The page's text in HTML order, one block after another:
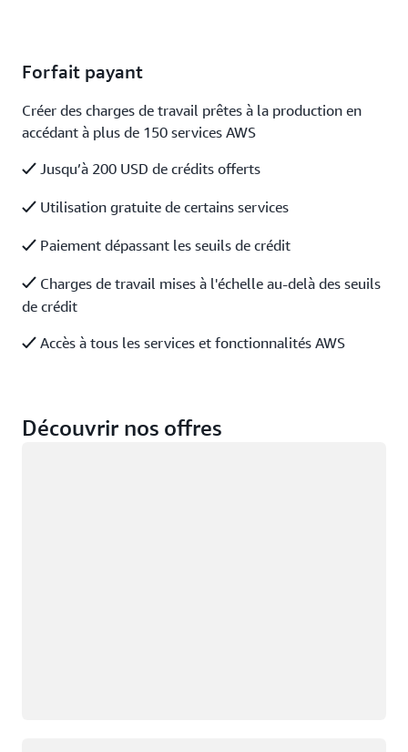
Forfait payant
Créer des charges de travail prêtes à la production en
accédant à plus de 150 services AWS
Jusqu’à 200 USD de crédits offerts
Utilisation gratuite de certains services
Paiement dépassant les seuils de crédit
Charges de travail mises à l'échelle au-delà des seuils
de crédit
Accès à tous les services et fonctionnalités AWS
Découvrir nos offres